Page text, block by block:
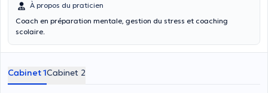
À propos du praticien
Coach en préparation mentale, gestion du stress et coaching
scolaire.
Cabinet 1Cabinet 2